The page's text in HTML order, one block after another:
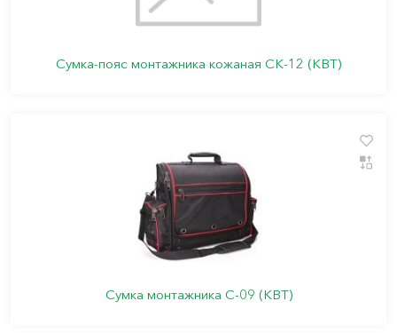
Сумка-пояс монтажника кожаная СК-12 (КВТ)
Сумка монтажника С-09 (КВТ)